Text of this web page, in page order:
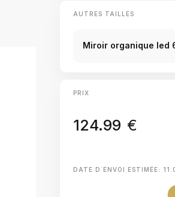
AUTRES TAILLES
Miroir organique led
PRIX
124.99 €
DATE D΄ENVOI ESTIMÉE: